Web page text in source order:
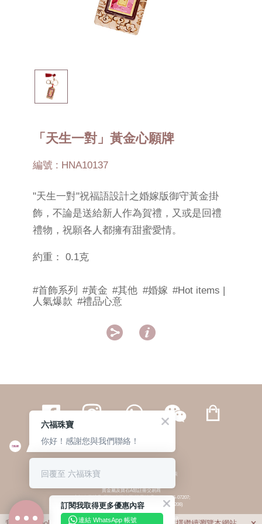
「天生一對」黃金心願牌
編號 : HNA10137
"天生一對"祝福語設計之婚嫁版御守黃金掛
飾，不論是送給新人作為賀禮，又或是回禮
禮物，祝願各人都擁有甜蜜愛情。
約重： 0.1克
#首飾系列 #黃金 #其他 #婚嫁 #Hot items |
人氣爆款 #禮品心意
 
繁體 | 簡体
© 六福集團 版權所有 不得轉載 私隱政策
貴金屬及寶石A類註冊交易商
(六福企業禮品(國際)有限公司-註冊號碼:A-B-24-05-07207;
六福電子商貿有限公司-註冊號碼:A-B-24-05-07206)
貴金屬及寶石B類註冊交易商
(六福集團有限公司-註冊號碼:B-B-24-05-07258;
訂閱我取得更多優惠內容
連結 WhatsApp 帳號
六福珠寶
你好！感謝您與我們聯絡！
回覆至 六福珠寶